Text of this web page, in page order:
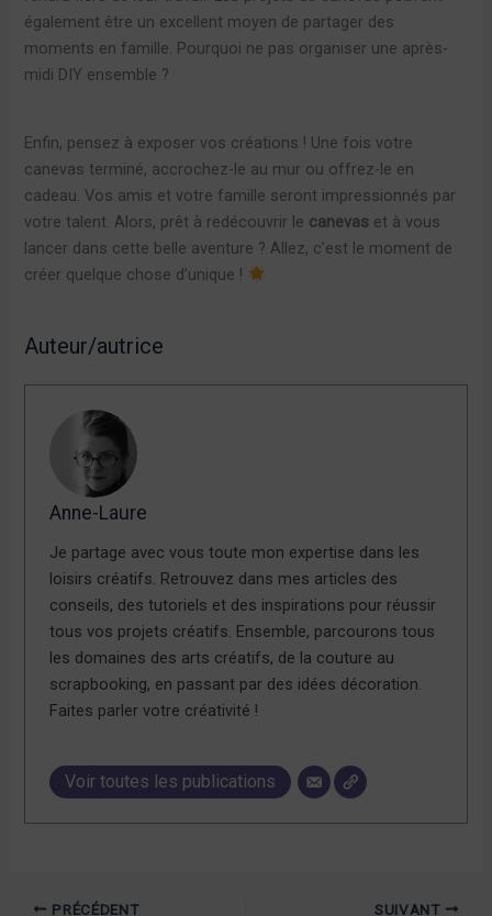
également être un excellent moyen de partager des
moments en famille. Pourquoi ne pas organiser une après-
midi DIY ensemble ?
Enfin, pensez à exposer vos créations ! Une fois votre
canevas terminé, accrochez-le au mur ou offrez-le en
cadeau. Vos amis et votre famille seront impressionnés par
votre talent. Alors, prêt à redécouvrir le canevas et à vous
lancer dans cette belle aventure ? Allez, c’est le moment de
créer quelque chose d’unique !
Auteur/autrice
Anne-Laure
Je partage avec vous toute mon expertise dans les
loisirs créatifs. Retrouvez dans mes articles des
conseils, des tutoriels et des inspirations pour réussir
tous vos projets créatifs. Ensemble, parcourons tous
les domaines des arts créatifs, de la couture au
scrapbooking, en passant par des idées décoration.
Faites parler votre créativité !
Voir toutes les publications
PRÉCÉDENT SUIVANT